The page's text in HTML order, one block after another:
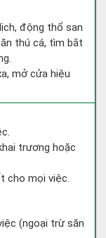
động thổ san
thú cá, tìm bắt
mở cửa hiệu
trương hoặc
cho mọi việc.
(ngoại trừ săn